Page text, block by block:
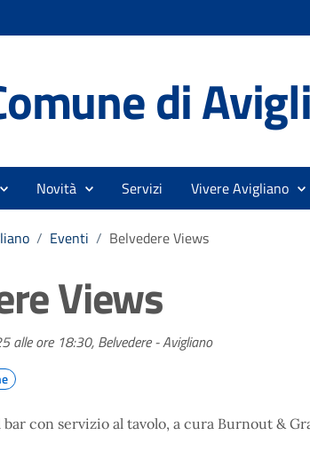
di
Novità Servizi Vivere Avigliano
/ Eventi / Belvedere Views
Views
alle ore 18:30, Belvedere - Avigliano
con servizio al tavolo, a cura Burnout &